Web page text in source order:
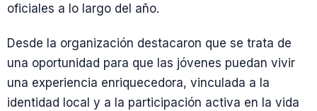
oficiales a lo largo del año.
Desde la organización destacaron que se trata de
una oportunidad para que las jóvenes puedan vivir
una experiencia enriquecedora, vinculada a la
identidad local y a la participación activa en la vida